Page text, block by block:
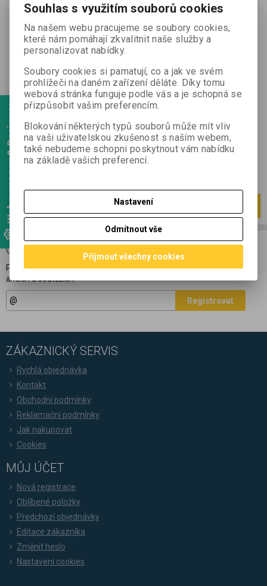
Webmanager & Designer
Les Coudoulières, AOC
Côtes du Rhône Villages
Roaix,
Výrobce:Rhonéa
Katalogové číslo:
90
Záruka (měsíců):24
Termín dodání (dny): 7
Tradičně zpracovávané víno
z pahorkaté oblasti Roaix,
z písčitých půd zčásti pokrytých
velkými oblázky. Grenache a
Syrah.
285 Kč
236 Kč (bez DPH:)
Strana záznamů
ODBĚR NOVINEK
Přihlašte se k odběru novinek a buďte informováni o novinkách,
akcích a soutěžích.
Registrovat
ZÁKAZNICKÝ SERVIS
Rychlá objednávka
Kontakt
Obchodní podmínky
Reklamační podmínky
Jak nakupovat
Cookies
MŮJ ÚČET
Nová registrace
Oblíbené položky
Předchozí objednávky
Editace zákazníka
Změnit heslo
Nastavení cookies
Souhlas s využitím souborů cookies
Na našem webu pracujeme se soubory cookies,
které nám pomáhají zkvalitnit naše služby a
personalizovat nabídky.
Soubory cookies si pamatují, co a jak ve svém
prohlížeči na daném zařízení děláte. Díky tomu
webová stránka funguje podle vás a je schopná se
přizpůsobit vašim preferencím.
Blokování některých typů souborů může mít vliv
na vaši uživatelskou zkušenost s naším webem,
také nebudeme schopni poskytnout vám nabídku
na základě vašich preferencí.
Nastavení
Odmítnout vše
Přijmout všechny cookies